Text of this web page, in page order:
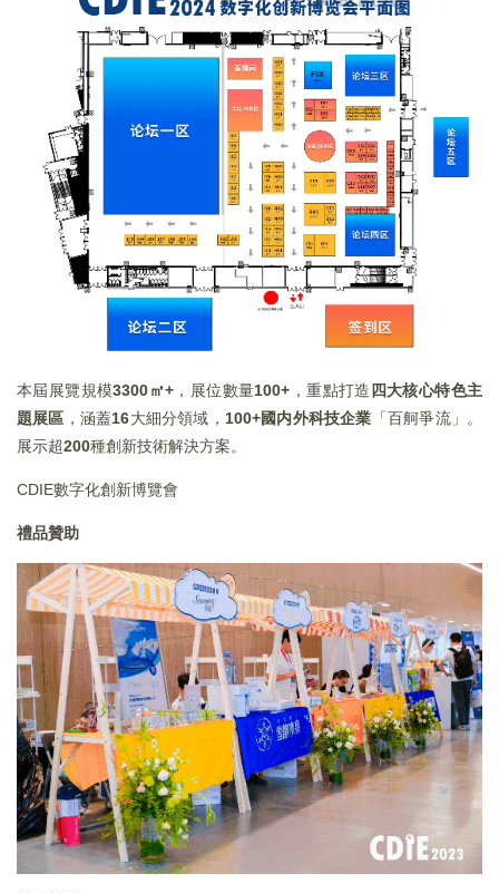
本屆展覽規模3300㎡+ ，展位數量100+ ，重點打造 四大核心特色主
題展區 ，涵蓋16大細分領域， 100+國内外科技企業 「百舸爭流」。
展示超200種創新技術解決方案。
CDIE數字化創新博覽會
禮品贊助